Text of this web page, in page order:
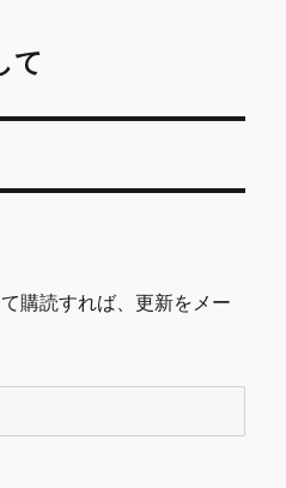
て
購読すれば、更新をメー